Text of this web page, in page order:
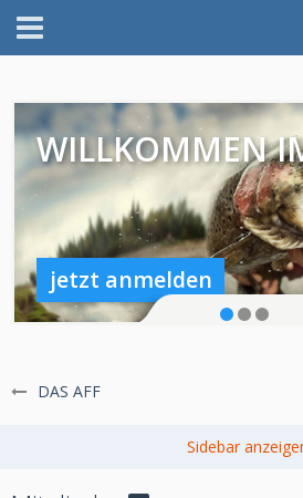
WILLKOMMEN
jetzt anmelden
DAS AFF